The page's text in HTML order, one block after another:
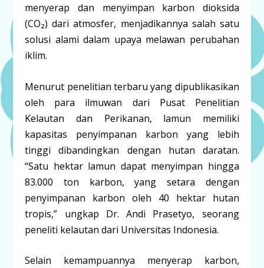
menyerap dan menyimpan karbon dioksida
(CO₂) dari atmosfer, menjadikannya salah satu
solusi alami dalam upaya melawan perubahan
iklim.
Menurut penelitian terbaru yang dipublikasikan
oleh para ilmuwan dari Pusat Penelitian
Kelautan dan Perikanan, lamun memiliki
kapasitas penyimpanan karbon yang lebih
tinggi dibandingkan dengan hutan daratan.
“Satu hektar lamun dapat menyimpan hingga
83.000 ton karbon, yang setara dengan
penyimpanan karbon oleh 40 hektar hutan
tropis,” ungkap Dr. Andi Prasetyo, seorang
peneliti kelautan dari Universitas Indonesia.
Selain kemampuannya menyerap karbon,